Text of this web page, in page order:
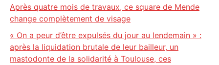
Après quatre mois de travaux, ce square de Mende
change complètement de visage
« On a peur d’être expulsés du jour au lendemain » :
après la liquidation brutale de leur bailleur, un
mastodonte de la solidarité à Toulouse, ces